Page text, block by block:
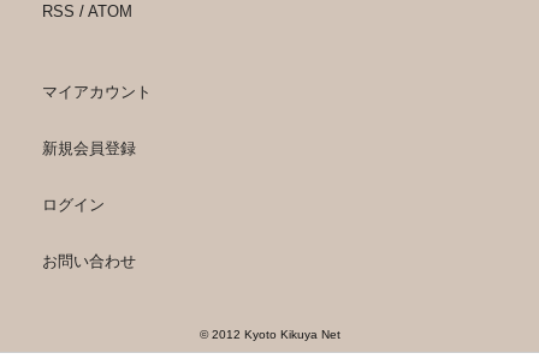
RSS / ATOM
マイアカウント
新規会員登録
ログイン
お問い合わせ
© 2012 Kyoto Kikuya Net